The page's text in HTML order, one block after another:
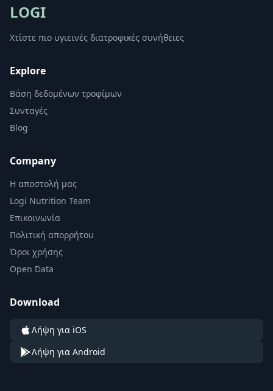
LOGI
Χτίστε πιο υγιεινές διατροφικές συνήθειες
Explore
Βάση δεδομένων τροφίμων
Συνταγές
Blog
Company
Η αποστολή μας
Logi Nutrition Team
Επικοινωνία
Πολιτική απορρήτου
Όροι χρήσης
Open Data
Download
Λήψη για iOS
Λήψη για Android